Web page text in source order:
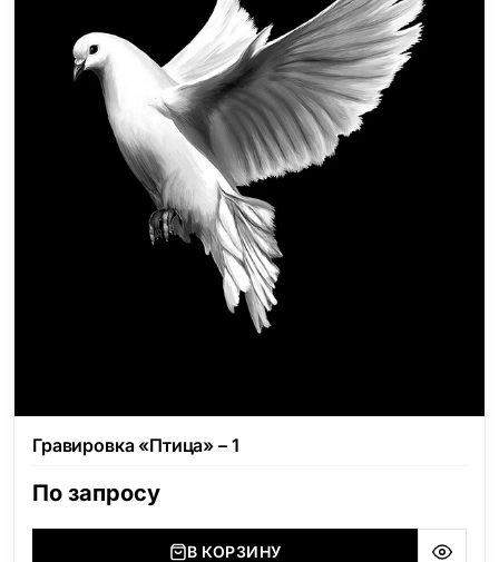
Гравировка «Птица» – 1
По запросу
В КОРЗИНУ